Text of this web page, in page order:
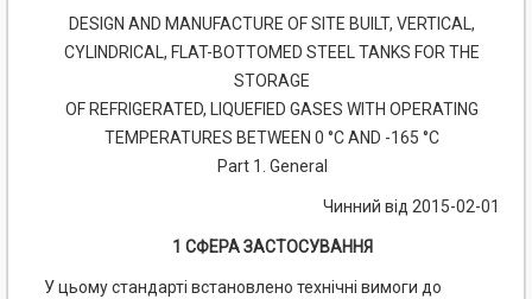
DESIGN AND MANUFACTURE OF SITE BUILT, VERTICAL,
CYLINDRICAL, FLAT-BOTTOMED STEEL TANKS FOR THE
STORAGE
OF REFRIGERATED, LIQUEFIED GASES WITH OPERATING
TEMPERATURES BETWEEN 0 °С AND -165 °С
Part 1. General
Чинний від 2015-02-01
1 СФЕРА ЗАСТОСУВАННЯ
У цьому стандарті встановлено технічні вимоги до